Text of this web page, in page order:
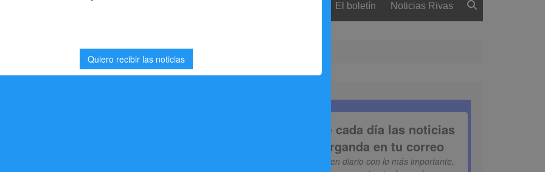
El boletín Noticias Rivas
buscando. Quizá pueda ayudarte una búsqueda.